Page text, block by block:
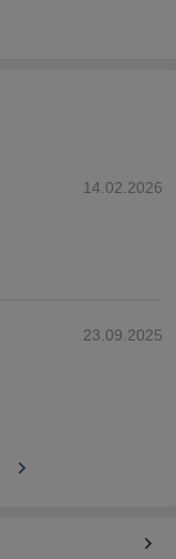
14.02.2026
23.09.2025